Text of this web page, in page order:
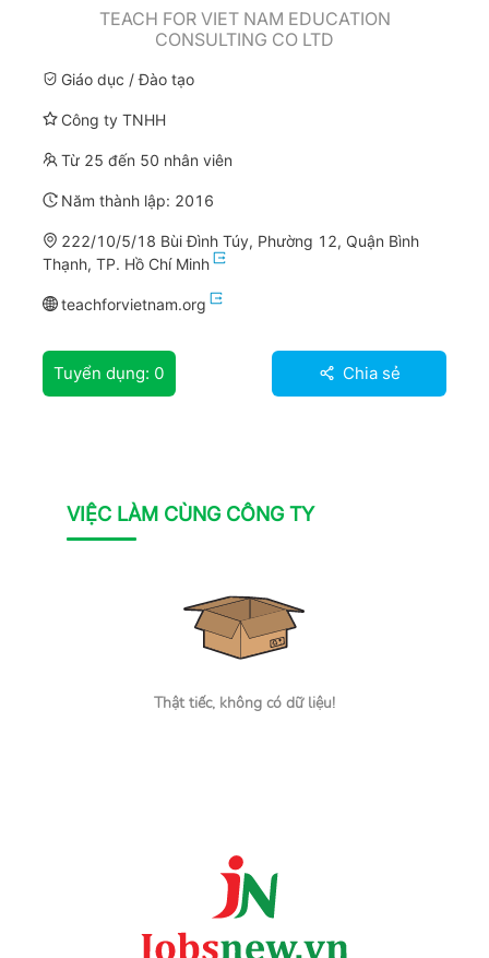
TEACH FOR VIET NAM EDUCATION
CONSULTING CO LTD
Giáo dục / Đào tạo
Công ty TNHH
Từ 25 đến 50 nhân viên
Năm thành lập: 2016
222/10/5/18 Bùi Đình Túy, Phường 12, Quận Bình
Thạnh, TP. Hồ Chí Minh
teachforvietnam.org
Tuyển dụng: 0 Chia sẻ
VIỆC LÀM CÙNG CÔNG TY
Thật tiếc, không có dữ liệu!